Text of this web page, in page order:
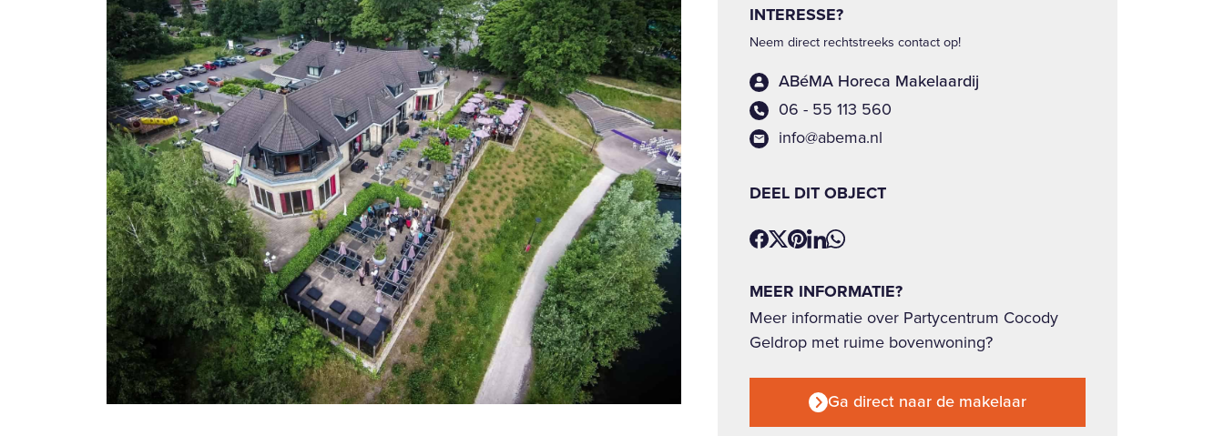
INTERESSE?
Neem direct rechtstreeks contact op!
ABéMA Horeca Makelaardij
06 - 55 113 560
info@abema.nl
DEEL DIT OBJECT
MEER INFORMATIE?
Meer informatie over Partycentrum Cocody
Geldrop met ruime bovenwoning?
Ga direct naar de makelaar